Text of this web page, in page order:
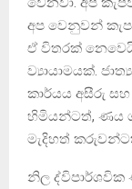
අප වෙනුවන්
ඒ විතරක්
ව්‍යායාමයක්.
කාර්යය අසීරු
හිමියන්ටත්, ණය
මැදිහත්
නිල